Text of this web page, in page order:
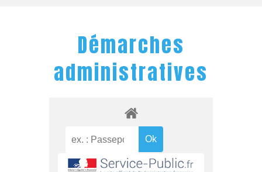
Démarches
administratives